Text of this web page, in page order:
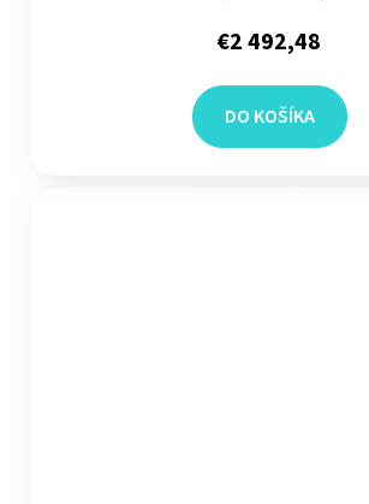
€2 492,48
DO KOŠÍKA